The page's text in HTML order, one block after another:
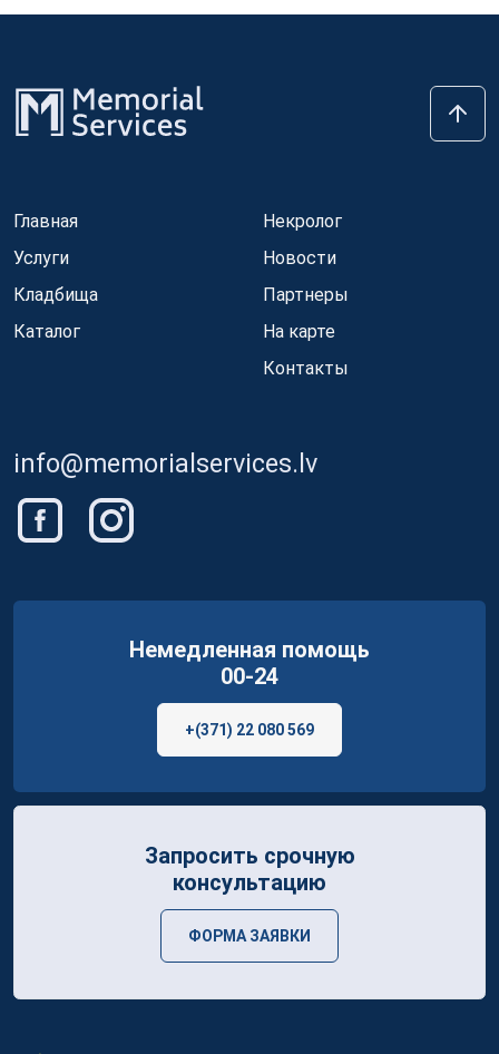
Главная
Услуги
Кладбища
Каталог
Некролог
Новости
Партнеры
На карте
Контакты
info@memorialservices.lv
Немедленная помощь
00-24
+(371) 22 080 569
Запросить срочную
консультацию
ФОРМА ЗАЯВКИ